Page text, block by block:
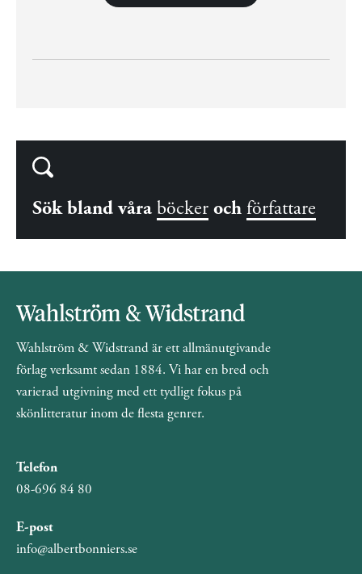
Sök bland våra böcker och författare
Wahlström & Widstrand är ett allmänutgivande
förlag verksamt sedan 1884. Vi har en bred och
varierad utgivning med ett tydligt fokus på
skönlitteratur inom de flesta genrer.
Telefon
08-696 84 80
E-post
info@albertbonniers.se